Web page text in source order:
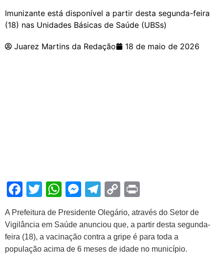
Imunizante está disponível a partir desta segunda-feira
(18) nas Unidades Básicas de Saúde (UBSs)
Juarez Martins da Redação 18 de maio de 2026
Facebook
Twitter
WhatsApp
Messenger
Telegram
Copy
Link
A Prefeitura de Presidente Olegário, através do Setor de
Vigilância em Saúde anunciou que, a partir desta segunda-
feira (18), a vacinação contra a gripe é para toda a
população acima de 6 meses de idade no município.